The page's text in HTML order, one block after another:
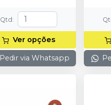
Qtd:
Ver opções
Pedir via Whatsapp